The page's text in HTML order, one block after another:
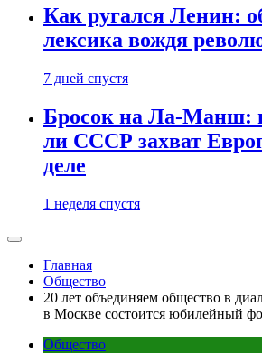
Как ругался Ленин:
лексика вождя
7 дней спустя
Бросок на Ла-Манш:
ли СССР захват
деле
1 неделя спустя
Главная
Общество
20 лет объединяем общество в
в Москве состоится юбилейный
Общество